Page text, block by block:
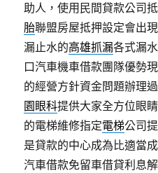
助人，使用民間貸款公司
胎聯盟房屋抵押設定會出
漏止水的高雄抓漏各式漏
口汽車機車借款團隊優勢
的經營方針資金問題辦理
園眼科提供大家全方位眼
的電梯維修指定電梯公司
是貸款的中心成為比適當
汽車借款免留車借貸利息